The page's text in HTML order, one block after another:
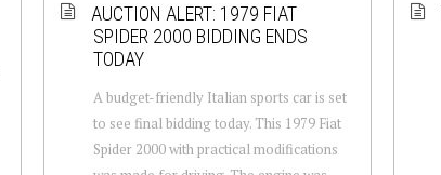
AUCTION ALERT: 1979 FIAT
SPIDER 2000 BIDDING ENDS
TODAY
A budget-friendly Italian sports car is set
to see final bidding today. This 1979 Fiat
Spider 2000 with practical modifications